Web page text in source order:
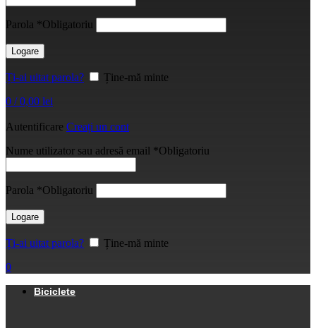
Parola *Obligatoriu
Logare
Ți-ai uitat parola?
Ține-mă minte
0 / 0,00 lei
Autentificare Creați un cont
Nume utilizator sau adresă email *Obligatoriu
Parola *Obligatoriu
Logare
Ți-ai uitat parola?
Ține-mă minte
0
Biciclete